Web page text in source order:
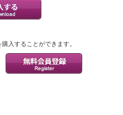
入することができます。